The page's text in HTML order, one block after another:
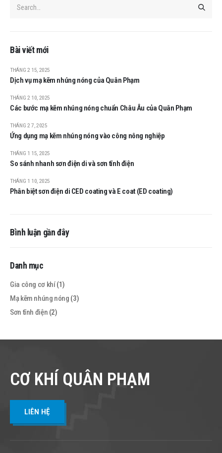
Bài viết mới
Dịch vụ mạ kẽm nhúng nóng của Quân Phạm
THÁNG 2 15, 2025
Các bước mạ kẽm nhúng nóng chuẩn Châu Âu của Quân Phạm
THÁNG 2 10, 2025
Ứng dụng mạ kẽm nhúng nóng vào công nông nghiệp
THÁNG 2 7, 2025
So sánh nhanh sơn điện di và sơn tĩnh điện
THÁNG 1 15, 2025
Phân biệt sơn điện di CED coating và E coat (ED coating)
THÁNG 1 10, 2025
Bình luận gần đây
Danh mục
Gia công cơ khí(1)
Mạ kẽm nhúng nóng (3)
Sơn tĩnh điện (2)
CƠ KHÍ QUÂN PHẠM
LIÊN HỆ